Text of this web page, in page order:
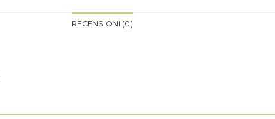
RECENSIONI (0)